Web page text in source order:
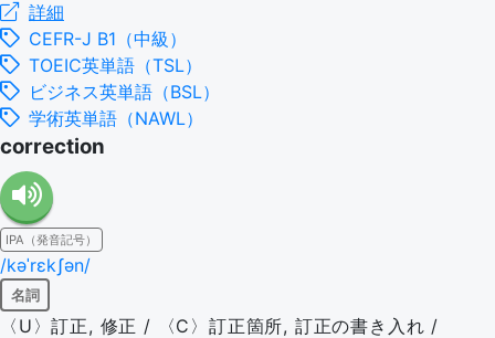
詳細
CEFR-J B1（中級）
TOEIC英単語（TSL）
ビジネス英単語（BSL）
学術英単語（NAWL）
correction
IPA（発音記号）
/kəˈrɛkʃən/
名詞
〈U〉訂正, 修正 / 〈C〉訂正箇所, 訂正の書き入れ /